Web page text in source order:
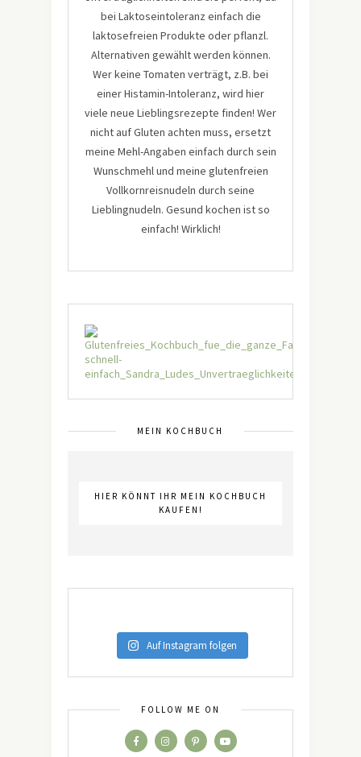
bei Laktoseintoleranz einfach die
laktosefreien Produkte oder pflanzl.
Alternativen gewählt werden können.
Wer keine Tomaten verträgt, z.B. bei
einer Histamin-Intoleranz, wird hier
viele neue Lieblingsrezepte finden! Wer
nicht auf Gluten achten muss, ersetzt
meine Mehl-Angaben einfach durch sein
Wunschmehl und meine glutenfreien
Vollkornreisnudeln durch seine
Lieblingnudeln. Gesund kochen ist so
einfach! Wirklich!
MEIN KOCHBUCH
HIER KÖNNT IHR MEIN KOCHBUCH
KAUFEN!
Auf Instagram folgen
FOLLOW ME ON